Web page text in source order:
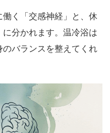
く「交感神経」と、休
分かれます。温冷浴は
バランスを整えてくれ